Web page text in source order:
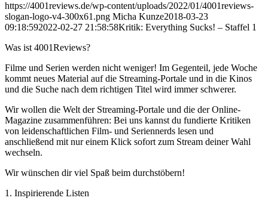
https://4001reviews.de/wp-content/uploads/2022/01/4001reviews-
slogan-logo-v4-300x61.png Micha Kunze2018-03-23
09:18:592022-02-27 21:58:58Kritik: Everything Sucks! – Staffel 1
Was ist 4001Reviews?
Filme und Serien werden nicht weniger! Im Gegenteil, jede Woche
kommt neues Material auf die Streaming-Portale und in die Kinos
und die Suche nach dem richtigen Titel wird immer schwerer.
Wir wollen die Welt der Streaming-Portale und die der Online-
Magazine zusammenführen: Bei uns kannst du fundierte Kritiken
von leidenschaftlichen Film- und Seriennerds lesen und
anschließend mit nur einem Klick sofort zum Stream deiner Wahl
wechseln.
Wir wünschen dir viel Spaß beim durchstöbern!
1. Inspirierende Listen